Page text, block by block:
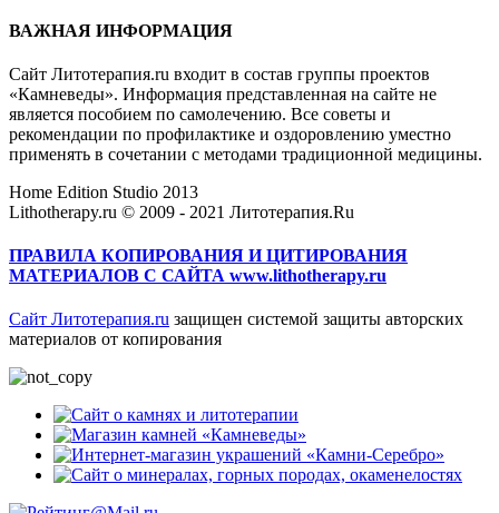
ВАЖНАЯ ИНФОРМАЦИЯ
Сайт Литотерапия.ru входит в состав группы проектов
«Камневеды». Информация представленная на сайте не
является пособием по самолечению. Все советы и
рекомендации по профилактике и оздоровлению уместно
применять в сочетании с методами традиционной медицины.
Home Edition Studio 2013
Lithotherapy.ru © 2009 - 2021 Литотерапия.Ru
ПРАВИЛА КОПИРОВАНИЯ И ЦИТИРОВАНИЯ
МАТЕРИАЛОВ С САЙТА www.lithotherapy.ru
Сайт Литотерапия.ru защищен системой защиты авторских
материалов от копирования